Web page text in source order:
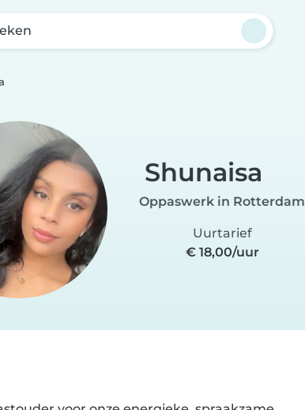
Shunaisa
Oppaswerk in Rotterdam
Uurtarief
€ 18,00/uur